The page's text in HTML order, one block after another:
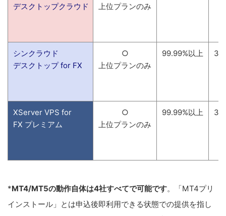
デスクトップクラウド
上位プランのみ
シンクラウド
デスクトップ for FX
○
上位プランのみ
99.99%以上 3
XServer VPS for
FX プレミアム
○
上位プランのみ
99.99%以上 3
*MT4/MT5の動作自体は4社すべてで可能です。「MT4プリ
インストール」とは申込後即利用できる状態での提供を指し